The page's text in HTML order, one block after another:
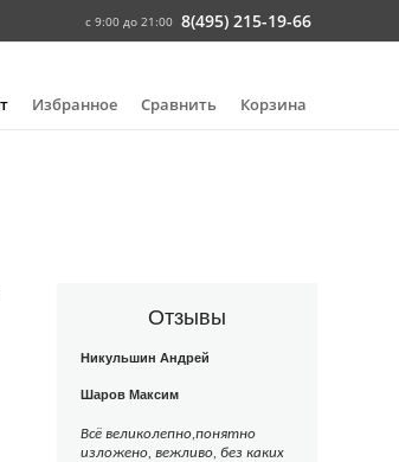
с 9:00 до 21:00 8(495) 215-19-66
Избранное Сравнить Корзина
Отзывы
Никульшин Андрей
Шаров Максим
Всё великолепно,понятно
изложено, вежливо, без каких